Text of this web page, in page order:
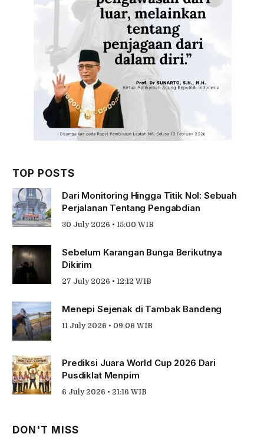
TOP POSTS
Dari Monitoring Hingga Titik Nol: Sebuah
Perjalanan Tentang Pengabdian
30 July 2026 • 15:00 WIB
Sebelum Karangan Bunga Berikutnya
Dikirim
27 July 2026 • 12:12 WIB
Menepi Sejenak di Tambak Bandeng
11 July 2026 • 09:06 WIB
Prediksi Juara World Cup 2026 Dari
Pusdiklat Menpim
6 July 2026 • 21:16 WIB
DON'T MISS